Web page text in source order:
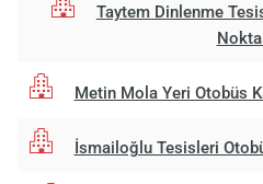
Taytem Dinlenme
Metin Mola Yeri Otobüs
İsmailoğlu Tesisleri